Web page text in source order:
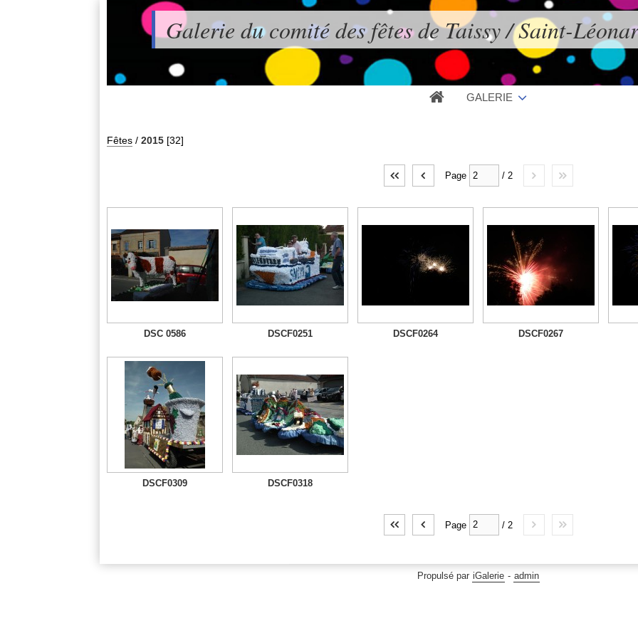
Galerie du comité des fêtes de Taissy / Saint-
GALERIE
Fêtes / 2015 [32]
Page / 2
DSC 0586 DSCF0251 DSCF0264 DSCF0267
DSCF0309 DSCF0318
Page / 2
Propulsé par iGalerie - admin